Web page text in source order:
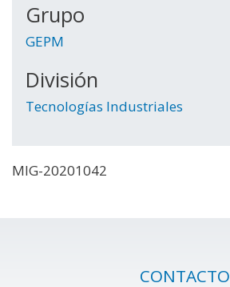
Grupo
GEPM
División
Tecnologías Industriales
MIG-20201042
CONTACTO